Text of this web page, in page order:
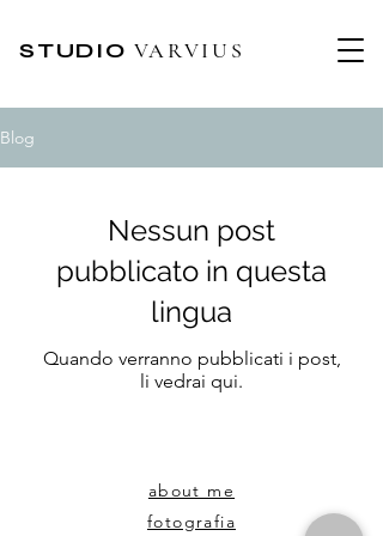
STUDIO VARVIUS
Blog
Nessun post
pubblicato in questa
lingua
Quando verranno pubblicati i post,
li vedrai qui.
about me
fotografia